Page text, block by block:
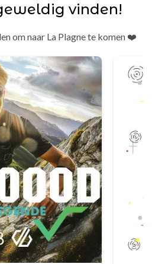
vinden!
om naar La Plagne te komen ❤️